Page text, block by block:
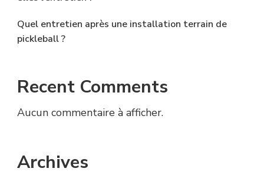
Quel entretien après une installation terrain de
pickleball ?
Recent Comments
Aucun commentaire à afficher.
Archives